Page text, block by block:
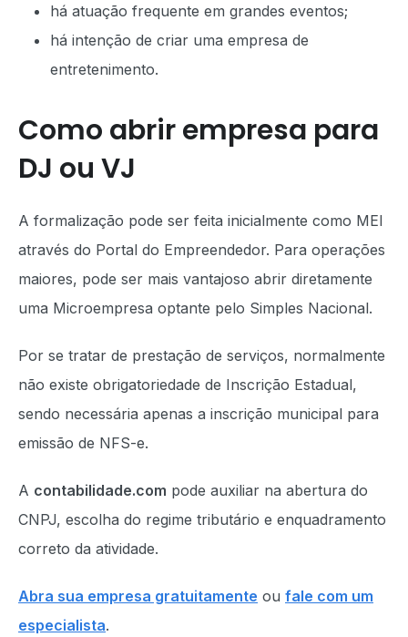
há atuação frequente em grandes eventos;
há intenção de criar uma empresa de
entretenimento.
Como abrir empresa para
DJ ou VJ
A formalização pode ser feita inicialmente como MEI
através do Portal do Empreendedor. Para operações
maiores, pode ser mais vantajoso abrir diretamente
uma Microempresa optante pelo Simples Nacional.
Por se tratar de prestação de serviços, normalmente
não existe obrigatoriedade de Inscrição Estadual,
sendo necessária apenas a inscrição municipal para
emissão de NFS-e.
A contabilidade.com pode auxiliar na abertura do
CNPJ, escolha do regime tributário e enquadramento
correto da atividade.
Abra sua empresa gratuitamente ou fale com um
especialista.